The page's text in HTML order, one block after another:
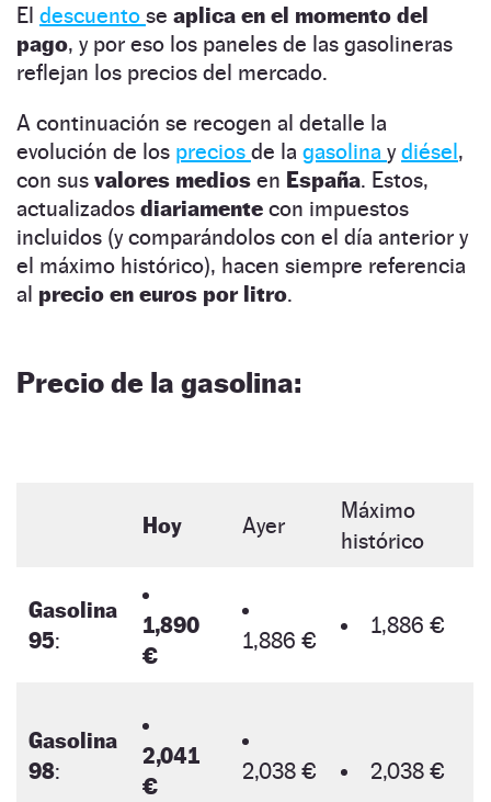
El descuento se aplica en el momento del
pago, y por eso los paneles de las gasolineras
reflejan los precios del mercado.
A continuación se recogen al detalle la
evolución de los precios de la gasolina ydiésel,
con sus valores medios en España. Estos,
actualizados diariamente con impuestos
incluidos (y comparándolos con el día anterior y
el máximo histórico), hacen siempre referencia
al precio en euros por litro.
Precio de la gasolina:
Hoy Ayer
Máximo
histórico
Gasolina
95:
1,890
€
1,886 €
1,886 €
Gasolina
98:
2,041
€
2,038 € 2,038 €